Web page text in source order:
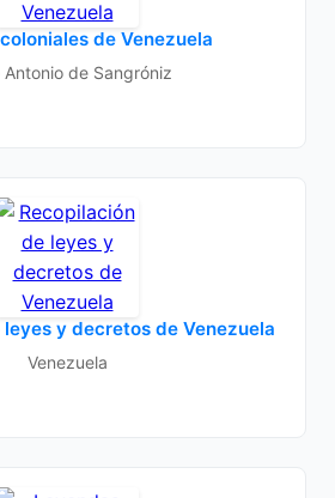
de Venezuela
Antonio de Sangróniz
y decretos de Venezuela
Venezuela